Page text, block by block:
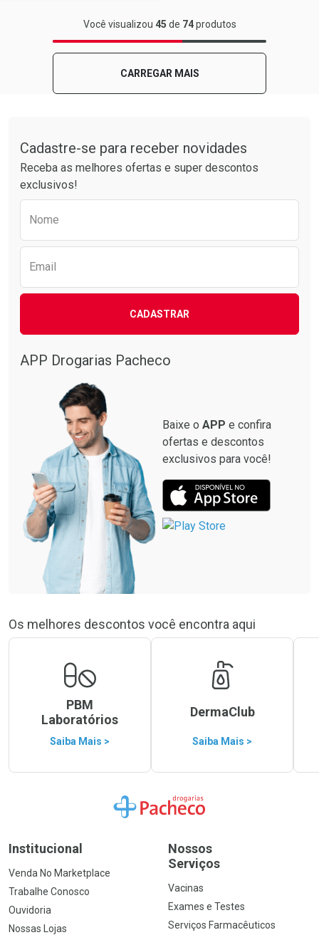
FECHAR
Laboratório
Comprar sem Desconto
Por R$ 18,99/cada
FECHAR
Por Menos
Comprar sem Desconto
Por R$ 18,99/cada
Você visualizou 45 de 74produtos
CARREGAR MAIS
Cadastre-se para receber novidades
Receba as melhores ofertas e super descontos
exclusivos!
Nome
Email
CADASTRAR
APP Drogarias Pacheco
Baixe o APP e confira
ofertas e descontos
exclusivos para você!
Os melhores descontos você encontra aqui
PBM
Laboratórios
Saiba Mais >
DermaClub
Saiba Mais >
Ir para a Home
Institucional
Venda No Marketplace
Trabalhe Conosco
Ouvidoria
Nossas Lojas
Nossos
Serviços
Vacinas
Exames e Testes
Serviços Farmacêuticos